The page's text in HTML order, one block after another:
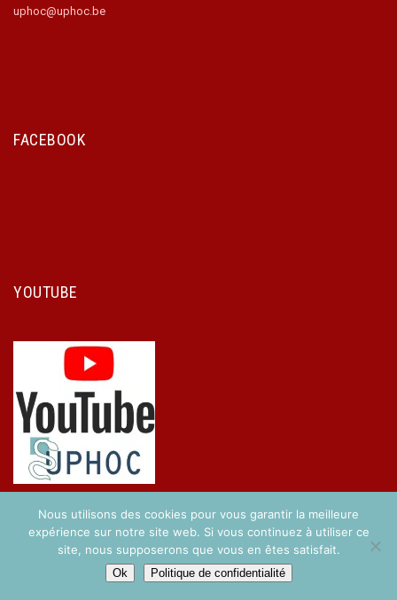
uphoc@uphoc.be
FACEBOOK
YOUTUBE
Copyright © 2017 UPHOC. Réalisé parEasy-Concept.
Nous utilisons des cookies pour vous garantir la meilleure
expérience sur notre site web. Si vous continuez à utiliser ce
site, nous supposerons que vous en êtes satisfait.
Ok Politique de confidentialité